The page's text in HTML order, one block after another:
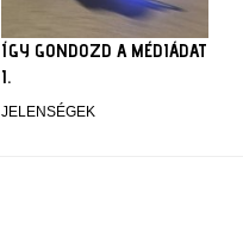
ÍGY GONDOZD A MÉDIÁDAT
I.
JELENSÉGEK